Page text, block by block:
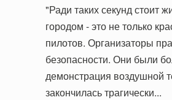
"Ради таких секунд стоит
городом - это не только
пилотов. Организаторы
безопасности. Они были
демонстрация воздушной
закончилась трагически...